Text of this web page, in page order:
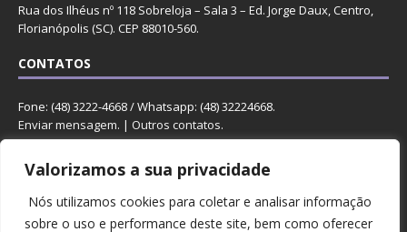
Valorizamos a sua privacidade
Nós utilizamos cookies para coletar e analisar informação
sobre o uso e performance deste site, bem como oferecer
Rua dos Ilhéus nº 118 Sobreloja – Sala 3 – Ed. Jorge Daux, Centro,
Florianópolis (SC). CEP 88010-560.
CONTATOS
Fone: (48) 3222-4668 / Whatsapp: (48) 32224668.
Enviar mensagem. | Outros contatos.
REDES